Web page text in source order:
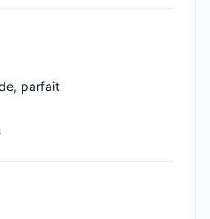
parfait